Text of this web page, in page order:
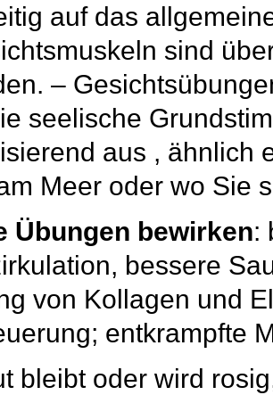
auf das
sind
–
seelische
aus , ähnlich
Meer oder wo Sie
Übungen bewirken:
bessere
von Kollagen und
entkrampfte
bleibt oder wird